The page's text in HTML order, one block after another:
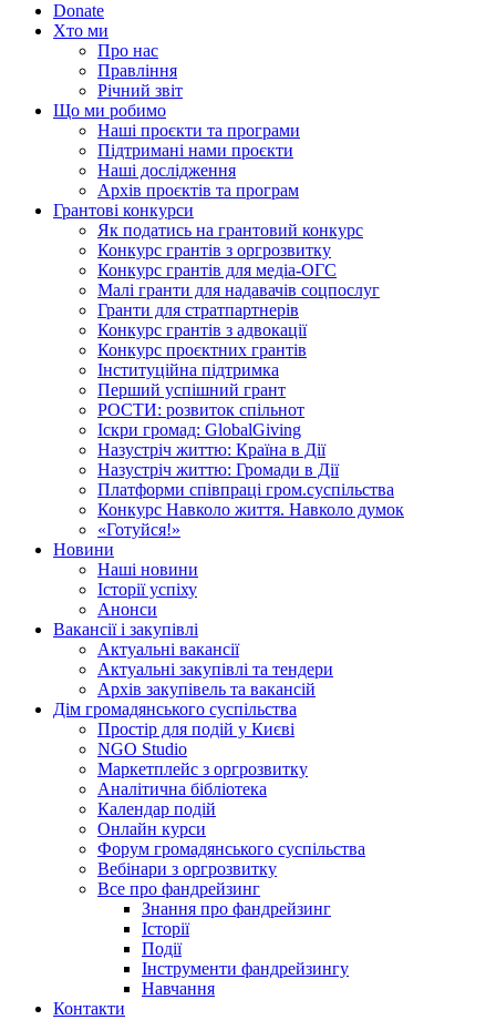
Donate
Хто ми
Про нас
Правління
Річний звіт
Що ми робимо
Наші проєкти та програми
Підтримані нами проєкти
Наші дослідження
Архів проєктів та програм
Грантові конкурси
Як податись на грантовий конкурс
Конкурс грантів з оргрозвитку
Конкурс грантів для медіа-ОГС
Малі гранти для надавачів соцпослуг
Гранти для стратпартнерів
Конкурс грантів з адвокації
Конкурс проєктних грантів
Інституційна підтримка
Перший успішний грант
РОСТИ: розвиток спільнот
Іскри громад: GlobalGiving
Назустріч життю: Країна в Дії
Назустріч життю: Громади в Дії
Платформи співпраці гром.суспільства
Конкурс Навколо життя. Навколо думок
«Готуйся!»
Новини
Наші новини
Історії успіху
Анонси
Вакансії і закупівлі
Актуальні вакансії
Актуальні закупівлі та тендери
Архів закупівель та вакансій
Дім громадянського суспільства
Простір для подій у Києві
NGO Studio
Маркетплейс з оргрозвитку
Аналітична бібліотека
Календар подій
Онлайн курси
Форум громадянського суспільства
Вебінари з оргрозвитку
Все про фандрейзинг
Знання про фандрейзинг
Історії
Події
Інструменти фандрейзингу
Навчання
Контакти